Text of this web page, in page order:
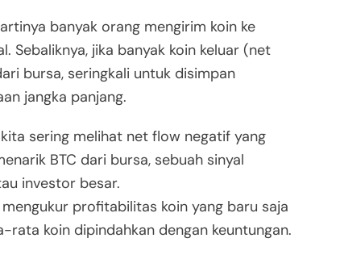
banyak orang mengirim koin ke
Sebaliknya, jika banyak koin keluar (net
bursa, seringkali untuk disimpan
jangka panjang.
sering melihat net flow negatif yang
BTC dari bursa, sebuah sinyal
investor besar.
mengukur profitabilitas koin yang baru saja
rata koin dipindahkan dengan keuntungan.